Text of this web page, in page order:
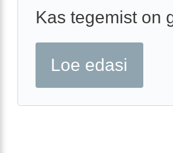
Kas tegemist on
Loe edasi